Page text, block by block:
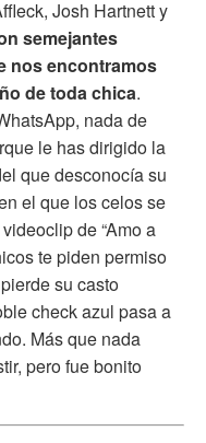
Josh Hartnett y
semejantes
nos encontramos
de toda chica.
nada de
le has dirigido la
que desconocía su
el que los celos se
de “Amo a
te piden permiso
su casto
check azul pasa a
Más que nada
pero fue bonito